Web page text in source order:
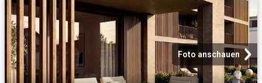
Foto anschauen